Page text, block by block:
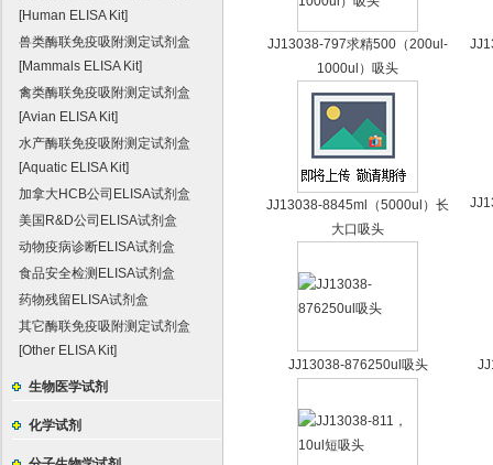
[Human ELISA Kit]
兽类酶联免疫吸附测定试剂盒
[Mammals ELISA Kit]
禽类酶联免疫吸附测定试剂盒
[Avian ELISA Kit]
水产酶联免疫吸附测定试剂盒
[Aquatic ELISA Kit]
加拿大HCB公司ELISA试剂盒
美国R&D公司ELISA试剂盒
动物疫病诊断ELISA试剂盒
食品安全检测ELISA试剂盒
药物残留ELISA试剂盒
其它酶联免疫吸附测定试剂盒
[Other ELISA Kit]
生物医学试剂
化学试剂
JJ13038-797求精500（200ul-
1000ul）吸头
JJ13038-8845ml（5000ul）长
大口吸头
JJ13038-876250ul吸头